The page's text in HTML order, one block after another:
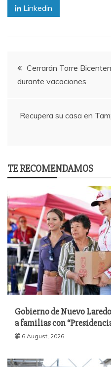
Linkedin
PostCerrarán Torre
durante vacaciones
Recupera su casa en
TE RECOMENDAMOS
Gobierno de Nuevo
a familias con
6 August, 2026